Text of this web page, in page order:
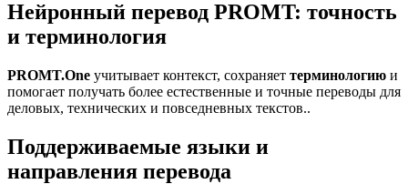
Нейронный перевод PROMT: точность
и терминология
PROMT.One учитывает контекст, сохраняет терминологию и
помогает получать более естественные и точные переводы для
деловых, технических и повседневных текстов..
Поддерживаемые языки и
направления перевода